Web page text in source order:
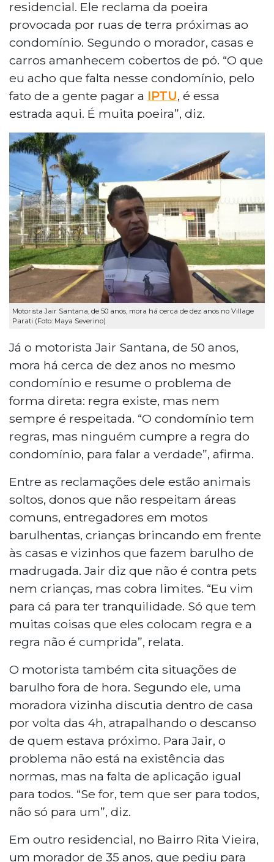
residencial. Ele reclama da poeira
provocada por ruas de terra próximas ao
condomínio. Segundo o morador, casas e
carros amanhecem cobertos de pó. “O que
eu acho que falta nesse condomínio, pelo
fato de a gente pagar a IPTU, é essa
estrada aqui. É muita poeira”, diz.
Motorista Jair Santana, de 50 anos, mora há cerca de dez anos no Village
Parati (Foto: Maya Severino)
Já o motorista Jair Santana, de 50 anos,
mora há cerca de dez anos no mesmo
condomínio e resume o problema de
forma direta: regra existe, mas nem
sempre é respeitada. “O condomínio tem
regras, mas ninguém cumpre a regra do
condomínio, para falar a verdade”, afirma.
Entre as reclamações dele estão animais
soltos, donos que não respeitam áreas
comuns, entregadores em motos
barulhentas, crianças brincando em frente
às casas e vizinhos que fazem barulho de
madrugada. Jair diz que não é contra pets
nem crianças, mas cobra limites. “Eu vim
para cá para ter tranquilidade. Só que tem
muitas coisas que eles colocam regra e a
regra não é cumprida”, relata.
O motorista também cita situações de
barulho fora de hora. Segundo ele, uma
moradora vizinha discutia dentro de casa
por volta das 4h, atrapalhando o descanso
de quem estava próximo. Para Jair, o
problema não está na existência das
normas, mas na falta de aplicação igual
para todos. “Se for, tem que ser para todos,
não só para um”, diz.
Em outro residencial, no Bairro Rita Vieira,
um morador de 35 anos, que pediu para